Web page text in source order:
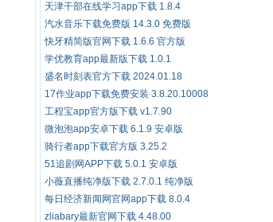
天津干部在线学习app下载 1.8.4
汽水音乐下载免费版 14.3.0 免费版
快牙精简版官网下载 1.6.6 官方版
学优教育app最新版下载 1.0.1
盛名时刻表官方下载 2024.01.18
17作业app下载免费安装 3.8.20.10008
工程宝app官方版下载 v1.7.90
微泡泡app安卓下载 6.1.9 安卓版
骑行者app下载官方版 3.25.2
51追剧网APP下载 5.0.1 安卓版
小薇直播纯净版下载 2.7.0.1 纯净版
每日经济新闻网官网app下载 8.0.4
zliabary最新官网下载 4.48.00